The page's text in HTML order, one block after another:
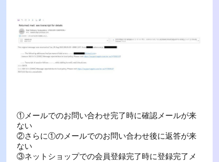
①メールでのお問い合わせ完了時に確認メールが来
ない
②さらに①のメールでのお問い合わせ後に返答が来
ない
③ネットショップでの会員登録完了時に登録完了メ